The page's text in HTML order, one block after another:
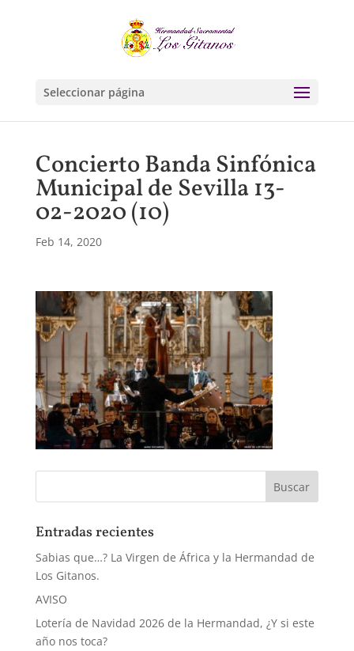
Seleccionar página
Concierto Banda Sinfónica
Municipal de Sevilla 13-
02-2020 (10)
Feb 14, 2020
Entradas recientes
Sabias que…? La Virgen de África y la Hermandad de
Los Gitanos.
AVISO
Lotería de Navidad 2026 de la Hermandad, ¿Y si este
año nos toca?